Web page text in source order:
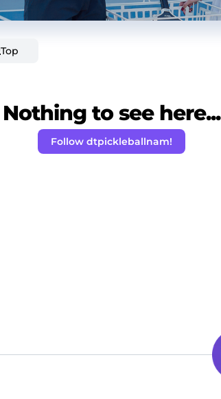
Top
Nothing to see here...
Follow dtpickleballnam!